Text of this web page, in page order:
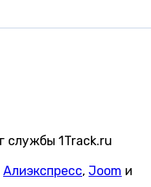
службы 1Track.ru
Алиэкспресс, Joom и